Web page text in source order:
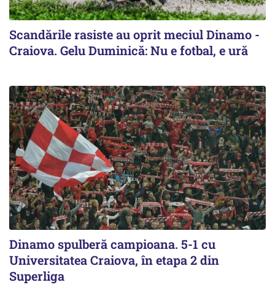
Scandările rasiste au oprit meciul Dinamo -
Craiova. Gelu Duminică: Nu e fotbal, e ură
Dinamo spulberă campioana. 5-1 cu
Universitatea Craiova, în etapa 2 din
Superliga